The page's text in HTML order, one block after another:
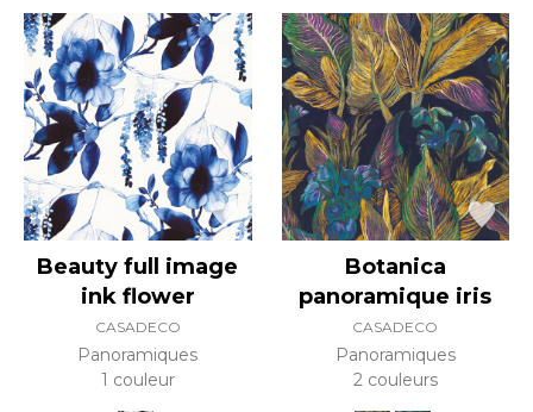
Beauty full image
ink flower
CASADECO
Panoramiques
1 couleur
Botanica
panoramique iris
CASADECO
Panoramiques
2 couleurs